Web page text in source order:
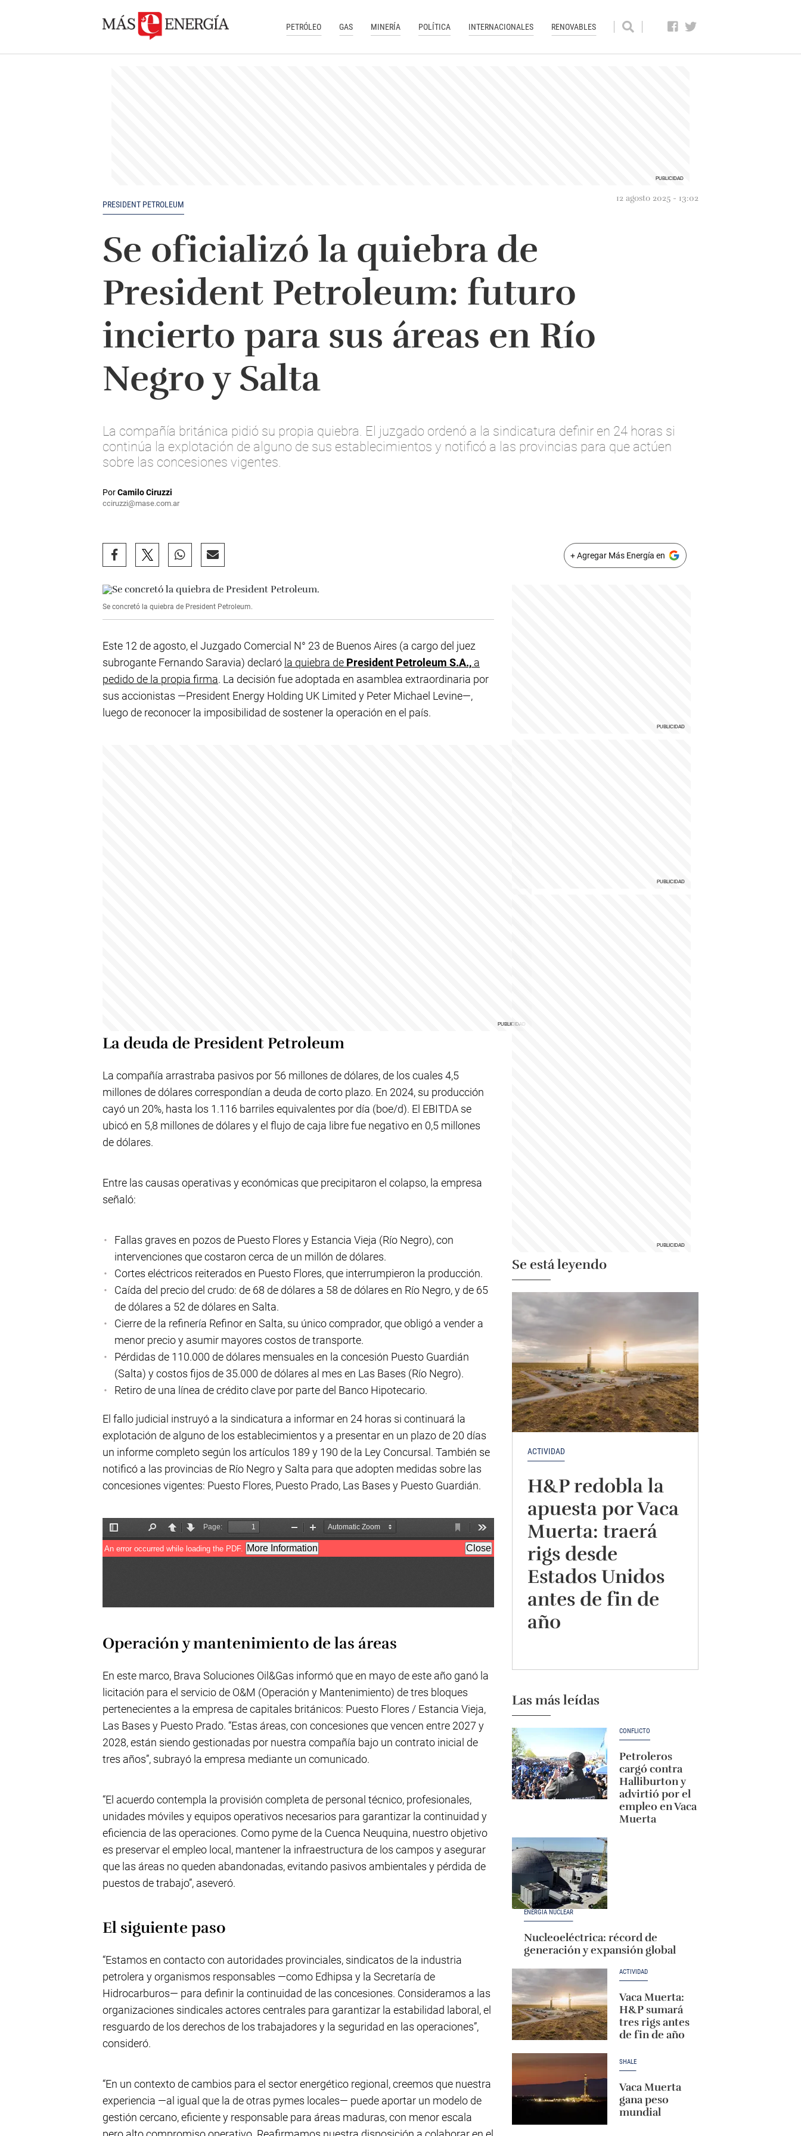
PETRÓLEO GAS MINERÍA POLÍTICA INTERNACIONALES RENOVABLES
PRESIDENT PETROLEUM
12 agosto 2025 - 13:02
Se oficializó la quiebra de
President Petroleum: futuro
incierto para sus áreas en Río
Negro y Salta
La compañía británica pidió su propia quiebra. El juzgado ordenó a la sindicatura definir en 24 horas si
continúa la explotación de alguno de sus establecimientos y notificó a las provincias para que actúen
sobre las concesiones vigentes.
PorCamilo Ciruzzi
cciruzzi@mase.com.ar
+ Agregar Más Energía en
Se concretó la quiebra de President Petroleum.
Este 12 de agosto, el Juzgado Comercial N° 23 de Buenos Aires (a cargo del juez
subrogante Fernando Saravia) declaró la quiebra de President Petroleum S.A., a
pedido de la propia firma. La decisión fue adoptada en asamblea extraordinaria por
sus accionistas —President Energy Holding UK Limited y Peter Michael Levine—,
luego de reconocer la imposibilidad de sostener la operación en el país.
La deuda de President Petroleum
La compañía arrastraba pasivos por 56 millones de dólares, de los cuales 4,5
millones de dólares correspondían a deuda de corto plazo. En 2024, su producción
cayó un 20%, hasta los 1.116 barriles equivalentes por día (boe/d). El EBITDA se
ubicó en 5,8 millones de dólares y el flujo de caja libre fue negativo en 0,5 millones
de dólares.
Entre las causas operativas y económicas que precipitaron el colapso, la empresa
señaló:
Fallas graves en pozos de Puesto Flores y Estancia Vieja (Río Negro), con
intervenciones que costaron cerca de un millón de dólares.
Cortes eléctricos reiterados en Puesto Flores, que interrumpieron la producción.
Caída del precio del crudo: de 68 de dólares a 58 de dólares en Río Negro, y de 65
de dólares a 52 de dólares en Salta.
Cierre de la refinería Refinor en Salta, su único comprador, que obligó a vender a
menor precio y asumir mayores costos de transporte.
Pérdidas de 110.000 de dólares mensuales en la concesión Puesto Guardián
(Salta) y costos fijos de 35.000 de dólares al mes en Las Bases (Río Negro).
Retiro de una línea de crédito clave por parte del Banco Hipotecario.
El fallo judicial instruyó a la sindicatura a informar en 24 horas si continuará la
explotación de alguno de los establecimientos y a presentar en un plazo de 20 días
un informe completo según los artículos 189 y 190 de la Ley Concursal. También se
notificó a las provincias de Río Negro y Salta para que adopten medidas sobre las
concesiones vigentes: Puesto Flores, Puesto Prado, Las Bases y Puesto Guardián.
Operación y mantenimiento de las áreas
En este marco, Brava Soluciones Oil&Gas informó que en mayo de este año ganó la
licitación para el servicio de O&M (Operación y Mantenimiento) de tres bloques
pertenecientes a la empresa de capitales británicos: Puesto Flores / Estancia Vieja,
Las Bases y Puesto Prado. “Estas áreas, con concesiones que vencen entre 2027 y
2028, están siendo gestionadas por nuestra compañía bajo un contrato inicial de
tres años”, subrayó la empresa mediante un comunicado.
“El acuerdo contempla la provisión completa de personal técnico, profesionales,
unidades móviles y equipos operativos necesarios para garantizar la continuidad y
eficiencia de las operaciones. Como pyme de la Cuenca Neuquina, nuestro objetivo
es preservar el empleo local, mantener la infraestructura de los campos y asegurar
que las áreas no queden abandonadas, evitando pasivos ambientales y pérdida de
puestos de trabajo”, aseveró.
El siguiente paso
“Estamos en contacto con autoridades provinciales, sindicatos de la industria
petrolera y organismos responsables —como Edhipsa y la Secretaría de
Hidrocarburos— para definir la continuidad de las concesiones. Consideramos a las
organizaciones sindicales actores centrales para garantizar la estabilidad laboral, el
resguardo de los derechos de los trabajadores y la seguridad en las operaciones”,
consideró.
“En un contexto de cambios para el sector energético regional, creemos que nuestra
experiencia —al igual que la de otras pymes locales— puede aportar un modelo de
gestión cercano, eficiente y responsable para áreas maduras, con menor escala
Se está leyendo
ACTIVIDAD
H&P redobla la
apuesta por Vaca
Muerta: traerá
rigs desde
Estados Unidos
antes de fin de
año
Las más leídas
CONFLICTO
Petroleros
cargó contra
Halliburton y
advirtió por el
empleo en Vaca
Muerta
ENERGÍA NUCLEAR
Nucleoeléctrica: récord de
generación y expansión global
ACTIVIDAD
Vaca Muerta:
H&P sumará
tres rigs antes
de fin de año
SHALE
Vaca Muerta
gana peso
mundial